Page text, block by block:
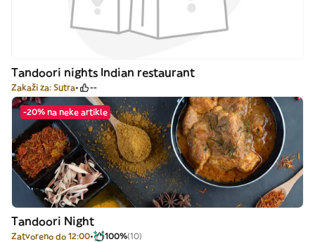
Tandoori nights Indian restaurant
Zakaži za: Sutra --
-20% na neke artikle
Tandoori Night
Zatvoreno do 12:00 100%(10)